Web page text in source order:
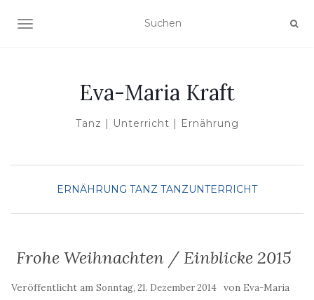
NAVIGATION UMSCHALTEN
Eva-Maria Kraft
Tanz | Unterricht | Ernährung
ERNÄHRUNG TANZ TANZUNTERRICHT
Frohe Weihnachten / Einblicke 2015
Veröffentlicht am Sonntag, 21. Dezember 2014 von Eva-Maria